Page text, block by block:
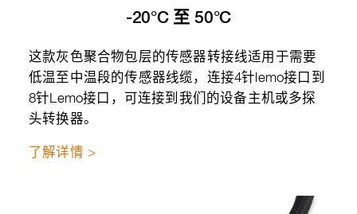
-20°C 至 50°C
这款灰色聚合物包层的传感器转接线适用于需要
低温至中温段的传感器线缆，连接4针lemo接口到
8针Lemo接口，可连接到我们的设备主机或多探
头转换器。
了解详情 >